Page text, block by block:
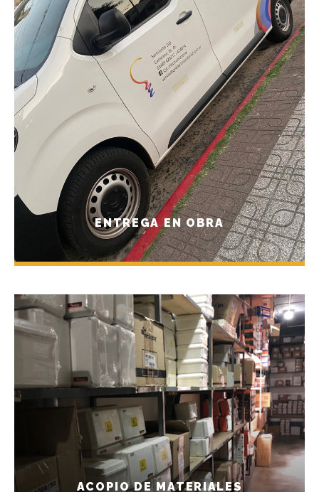
ENTREGA EN OBRA
ACOPIO DE MATERIALES